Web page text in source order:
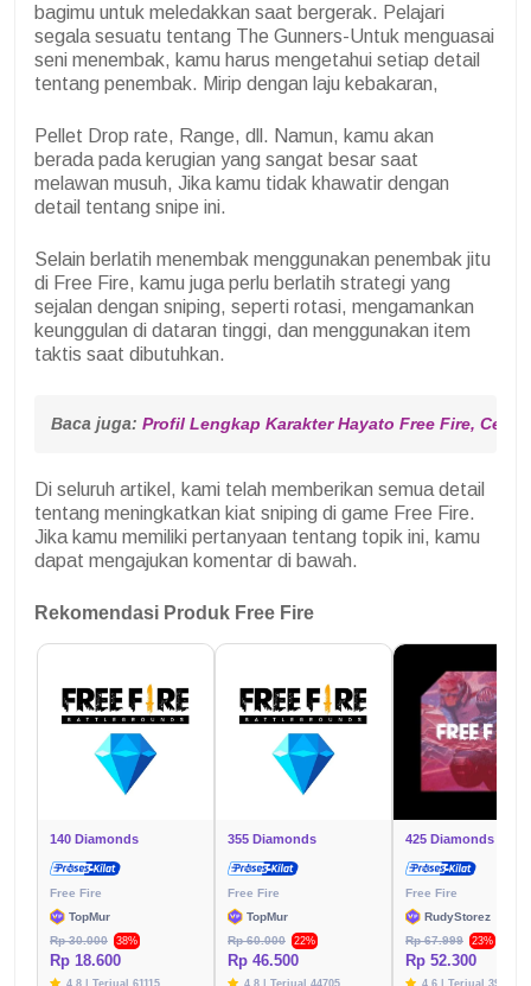
bagimu untuk meledakkan saat bergerak. Pelajari
segala sesuatu tentang The Gunners-Untuk menguasai
seni menembak, kamu harus mengetahui setiap detail
tentang penembak. Mirip dengan laju kebakaran,
Pellet Drop rate, Range, dll. Namun, kamu akan
berada pada kerugian yang sangat besar saat
melawan musuh, Jika kamu tidak khawatir dengan
detail tentang snipe ini.
Selain berlatih menembak menggunakan penembak jitu
di Free Fire, kamu juga perlu berlatih strategi yang
sejalan dengan sniping, seperti rotasi, mengamankan
keunggulan di dataran tinggi, dan menggunakan item
taktis saat dibutuhkan.
Baca juga: Profil Lengkap Karakter Hayato Free Fire, Cek
Di seluruh artikel, kami telah memberikan semua detail
tentang meningkatkan kiat sniping di game Free Fire.
Jika kamu memiliki pertanyaan tentang topik ini, kamu
dapat mengajukan komentar di bawah.
Rekomendasi Produk Free Fire
140 Diamonds
Free Fire
TopMur
Rp 30.000
38%
Rp 18.600
355 Diamonds
Free Fire
TopMur
Rp 60.000
22%
Rp 46.500
425 Diamonds
Free Fire
RudyStorez
Rp 67.999
23%
Rp 52.300